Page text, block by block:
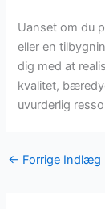
Uanset om du
eller en
dig med at
kvalitet,
uvurderlig
← Forrige Indlæg